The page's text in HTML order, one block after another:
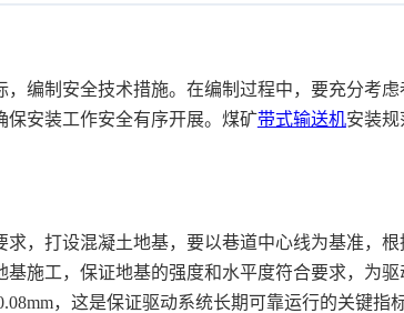
编制安全技术措施。在编制过程中，要充分考
安装工作安全有序开展。煤矿带式输送机安装规
，打设混凝土地基，要以巷道中心线为基准，
施工，保证地基的强度和水平度符合要求，为
，这是保证驱动系统长期可靠运行的关键指标